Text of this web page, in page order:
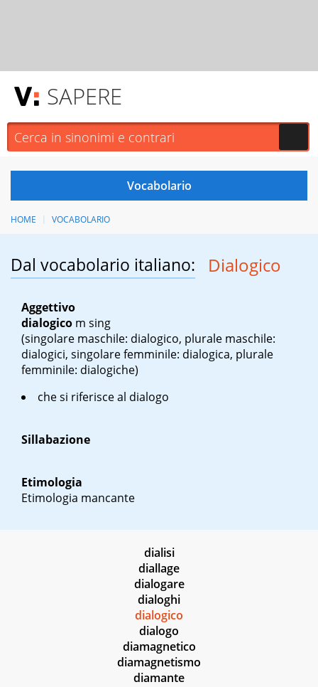
SAPERE
HOME VOCABOLARIO
Dal vocabolario italiano: Dialogico
Aggettivo
dialogico m sing
(singolare maschile: dialogico, plurale maschile:
dialogici, singolare femminile: dialogica, plurale
femminile: dialogiche)
che si riferisce al dialogo
Sillabazione
Etimologia
Etimologia mancante
dialisi
diallage
dialogare
dialoghi
dialogico
dialogo
diamagnetico
diamagnetismo
diamante